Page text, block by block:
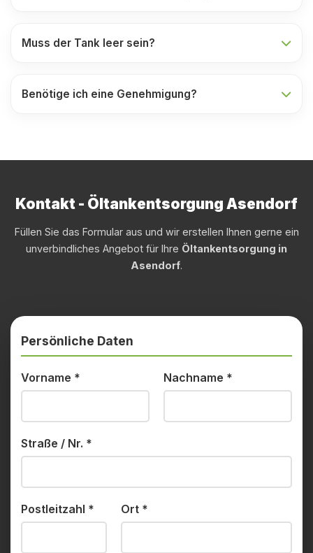
Muss der Tank leer sein?
Benötige ich eine Genehmigung?
Kontakt - Öltankentsorgung Asendorf
Füllen Sie das Formular aus und wir erstellen Ihnen gerne ein
unverbindliches Angebot für Ihre Öltankentsorgung in
Asendorf.
Persönliche Daten
Vorname * Nachname *
Straße / Nr. *
Postleitzahl * Ort *